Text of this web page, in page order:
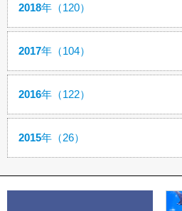
2018年（120）
2017年（104）
2016年（122）
2015年（26）